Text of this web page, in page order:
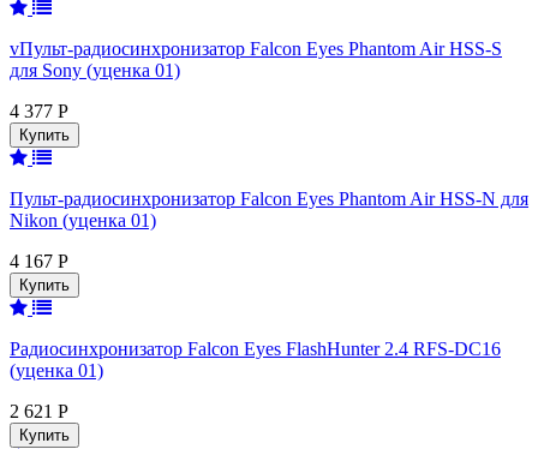
vПульт-радиосинхронизатор Falcon Eyes Phantom Air HSS-S
для Sony (уценка 01)
4 377 Р
Пульт-радиосинхронизатор Falcon Eyes Phantom Air HSS-N для
Nikon (уценка 01)
4 167 Р
Радиосинхронизатор Falcon Eyes FlashHunter 2.4 RFS-DC16
(уценка 01)
2 621 Р